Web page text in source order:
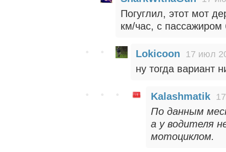
Погуглил, этот мот
км/час, с пассажиром
Lokicoon 17 июл
ну тогда вариант
Kalashmatik
По данным
а у водителя
мотоциклом.